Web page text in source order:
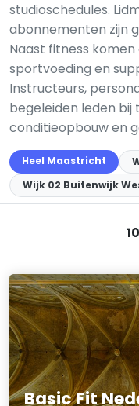
studioschedules.
abonnementen zijn
Naast fitness
sportvoeding en
Instructeurs,
begeleiden leden
conditieopbouw en
Heel Maastricht
Wijk 02 Buitenwijk
Basic Fit